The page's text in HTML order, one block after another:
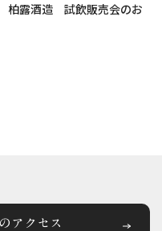
露酒造 試飲販売会のお
アクセス